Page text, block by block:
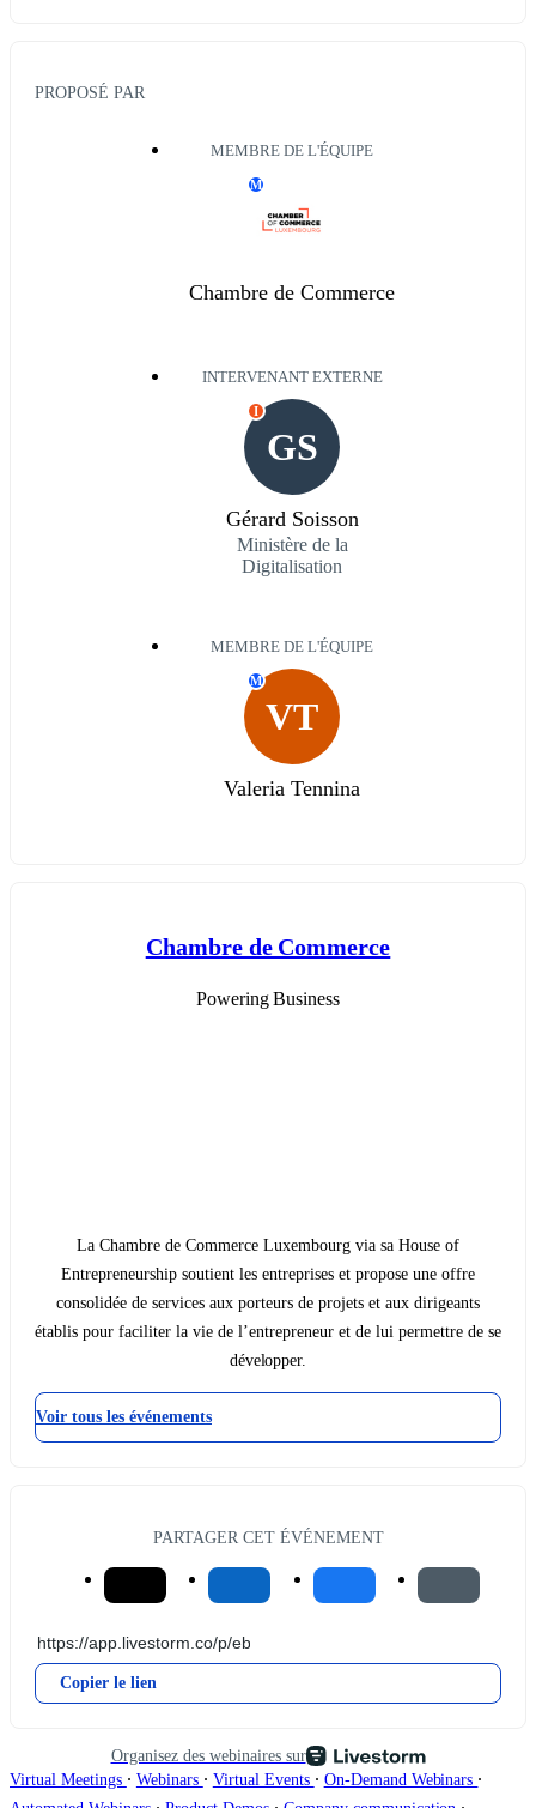
PROPOSÉ PAR
MEMBRE DE L'ÉQUIPE
M
Chambre de Commerce
INTERVENANT EXTERNE
GS
I
Gérard Soisson
Ministère de la
Digitalisation
MEMBRE DE L'ÉQUIPE
VT
M
Valeria Tennina
Chambre de Commerce
Powering Business
La Chambre de Commerce Luxembourg via sa House of
Entrepreneurship soutient les entreprises et propose une offre
consolidée de services aux porteurs de projets et aux dirigeants
établis pour faciliter la vie de l’entrepreneur et de lui permettre de se
développer.
Voir tous les événements
PARTAGER CET ÉVÉNEMENT
Copier le lien
Organisez des webinaires sur
Virtual Meetings ∙ Webinars ∙ Virtual Events ∙ On-Demand Webinars ∙